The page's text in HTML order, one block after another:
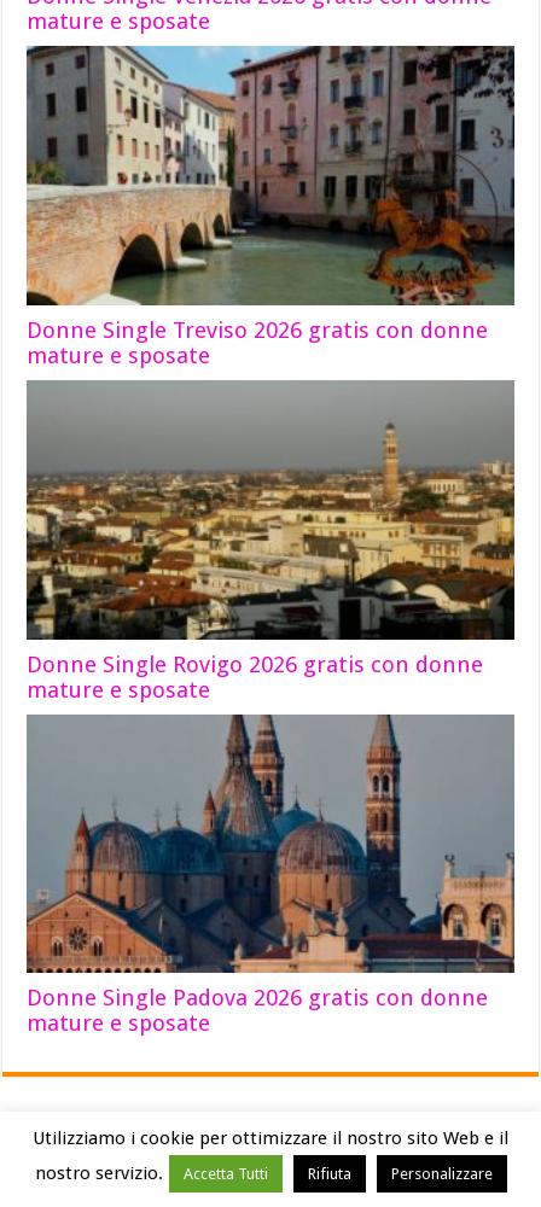
mature e sposate
Donne Single Treviso 2026 gratis con donne
mature e sposate
Donne Single Rovigo 2026 gratis con donne
mature e sposate
Donne Single Padova 2026 gratis con donne
mature e sposate
INCONTRI HOT
Utilizziamo i cookie per ottimizzare il nostro sito Web e il
nostro servizio.
Accetta Tutti Rifiuta Personalizzare